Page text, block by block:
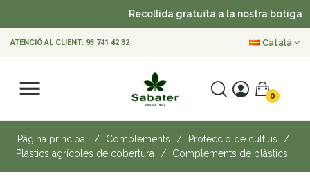
Recollida gratuïta a la nostra botiga
ATENCIÓ AL CLIENT: 93 741 42 32 Català
0
Pàgina principal Complements
Protecció de cultius
Plàstics agrícoles de cobertura
Complements de plàstics